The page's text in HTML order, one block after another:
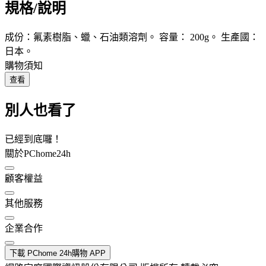
規格/說明
成份：氟素樹脂、蠟、石油類溶劑。 容量： 200g。 生產國：
日本。
購物須知
查看
別人也看了
已經到底囉！
關於PChome24h
顧客權益
其他服務
企業合作
下載 PChome 24h購物 APP